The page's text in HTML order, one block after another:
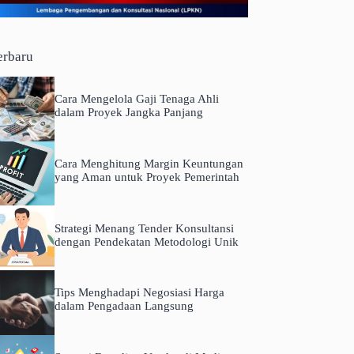
Cara Mengelola Gaji Tenaga Ahli
dalam Proyek Jangka Panjang
Cara Menghitung Margin Keuntungan
yang Aman untuk Proyek Pemerintah
Strategi Menang Tender Konsultansi
dengan Pendekatan Metodologi Unik
Tips Menghadapi Negosiasi Harga
dalam Pengadaan Langsung